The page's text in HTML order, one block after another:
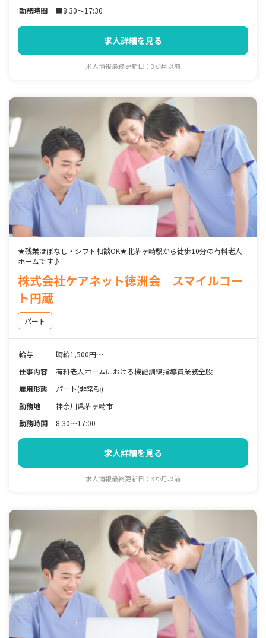
勤務時間
■8:30～17:30
求人詳細を見る
求人情報最終更新日：3か月以前
★残業ほぼなし・シフト相談OK★北茅ヶ崎駅から徒歩10分の有料老人
ホームです♪
株式会社ケアネット徳洲会 スマイルコー
ト円蔵
パート
給与
時給1,500円～
仕事内容
有料老人ホームにおける機能訓練指導員業務全般
雇用形態
パート(非常勤)
勤務地
神奈川県茅ヶ崎市
勤務時間
8:30～17:00
求人詳細を見る
求人情報最終更新日：3か月以前